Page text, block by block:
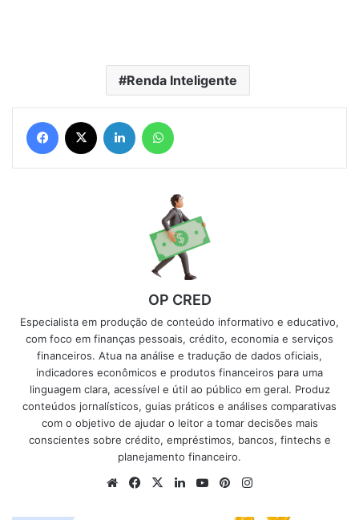
Renda Inteligente
Facebook Linkedin
OP CRED
Especialista em produção de conteúdo informativo e educativo,
com foco em finanças pessoais, crédito, economia e serviços
financeiros. Atua na análise e tradução de dados oficiais,
indicadores econômicos e produtos financeiros para uma
linguagem clara, acessível e útil ao público em geral. Produz
conteúdos jornalísticos, guias práticos e análises comparativas
com o objetivo de ajudar o leitor a tomar decisões mais
conscientes sobre crédito, empréstimos, bancos, fintechs e
planejamento financeiro.
WebsiteFacebook
X LinkedinYouTubePinterest